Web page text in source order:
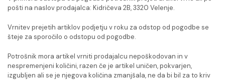
pošti na naslov prodajalca: Kidričeva 2B, 3320 Velenje.
Vrnitev prejetih artiklov podjetju v roku za odstop od pogodbe se
šteje za sporočilo o odstopu od pogodbe.
Potrošnik mora artikel vrniti prodajalcu nepoškodovan in v
nespremenjeni količini, razen če je artikel uničen, pokvarjen,
izgubljen ali se je njegova količina zmanjšala, ne da bi bil za to kriv